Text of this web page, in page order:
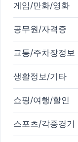
게임/만화/영화
공무원/자격증
교통/주차장정보
생활정보/기타
쇼핑/여행/할인
스포츠/각종경기